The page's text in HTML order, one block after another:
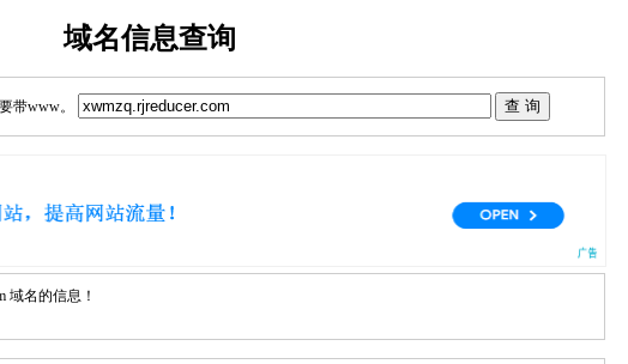
域名信息查询
带www。
域名的信息！